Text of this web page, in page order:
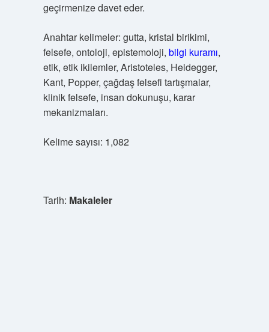
geçirmenize davet eder.
Anahtar kelimeler: gutta, kristal birikimi,
felsefe, ontoloji, epistemoloji, bilgi kuramı,
etik, etik ikilemler, Aristoteles, Heidegger,
Kant, Popper, çağdaş felsefi tartışmalar,
klinik felsefe, insan dokunuşu, karar
mekanizmaları.
Kelime sayısı: 1,082
Tarih: Makaleler